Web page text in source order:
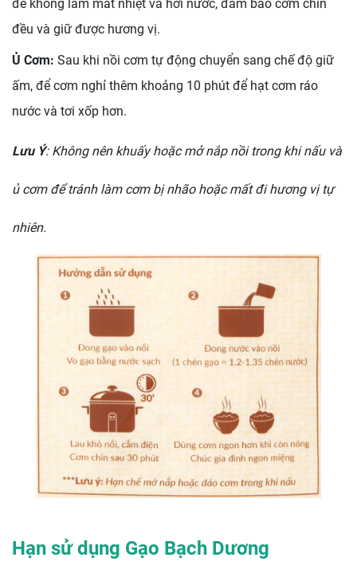
để không làm mất nhiệt và hơi nước, đảm bảo cơm chín
đều và giữ được hương vị.
Ủ Cơm: Sau khi nồi cơm tự động chuyển sang chế độ giữ
ấm, để cơm nghỉ thêm khoảng 10 phút để hạt cơm ráo
nước và tơi xốp hơn.
Lưu Ý: Không nên khuấy hoặc mở nắp nồi trong khi nấu và
ủ cơm để tránh làm cơm bị nhão hoặc mất đi hương vị tự
nhiên.
Hạn sử dụng Gạo Bạch Dương